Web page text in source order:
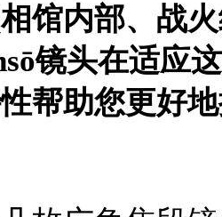
馆内部、战
镜头在适应
帮助您更好